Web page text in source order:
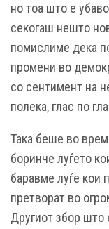
но тоа што е
секогаш нешто
помислиме дека
промени во
со сентимент на
полека, глас по
Така беше во
боринче луѓето
баравме луѓе кои
претворат во
Другиот збор што